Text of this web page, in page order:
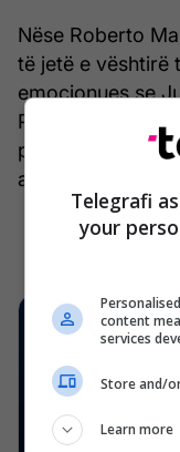
Nëse Roberto
të jetë e vështirë
emocionues se
Portugalia jo
por do të bëhet
ardhshëm të
Telegrafi
your
content
services
Store and/
Learn more